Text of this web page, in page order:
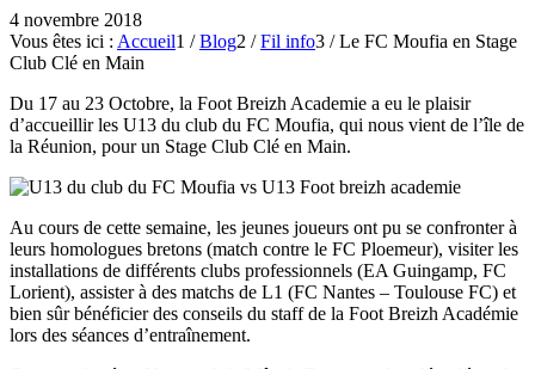
4 novembre 2018
Vous êtes ici : Accueil1 / Blog2 / Fil info3 / Le FC Moufia en Stage
Club Clé en Main
Du 17 au 23 Octobre, la Foot Breizh Academie a eu le plaisir
d’accueillir les U13 du club du FC Moufia, qui nous vient de l’île de
la Réunion, pour un Stage Club Clé en Main.
Au cours de cette semaine, les jeunes joueurs ont pu se confronter à
leurs homologues bretons (match contre le FC Ploemeur), visiter les
installations de différents clubs professionnels (EA Guingamp, FC
Lorient), assister à des matchs de L1 (FC Nantes – Toulouse FC) et
bien sûr bénéficier des conseils du staff de la Foot Breizh Académie
lors des séances d’entraînement.